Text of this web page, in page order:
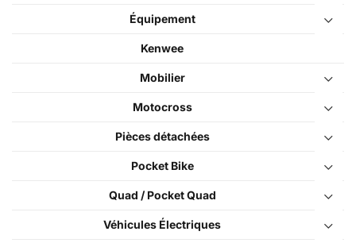
Équipement
Kenwee
Mobilier
Motocross
Pièces détachées
Pocket Bike
Quad / Pocket Quad
Véhicules Électriques